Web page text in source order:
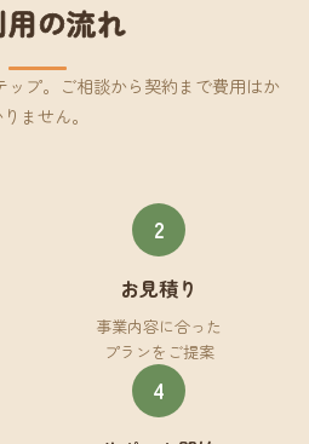
用の流れ
ップ。ご相談から契約まで費用はか
ません。
2
お見積り
事業内容に合った
プランをご提案
4